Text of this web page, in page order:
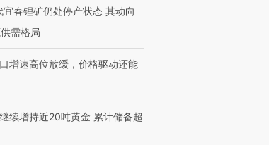
宜春锂矿仍处停产状态 其动向
需格局
增速高位放缓，价格驱动还能
续增持近20吨黄金 累计储备超